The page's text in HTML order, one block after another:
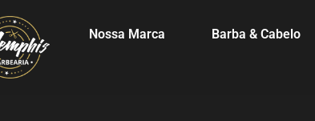
Nossa Marca Barba & Cabelo